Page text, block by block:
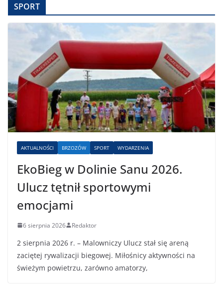
SPORT
AKTUALNOŚCI BRZOZÓW SPORT WYDARZENIA
EkoBieg w Dolinie Sanu 2026.
Ulucz tętnił sportowymi
emocjami
6 sierpnia 2026 Redaktor
2 sierpnia 2026 r. – Malowniczy Ulucz stał się areną
zaciętej rywalizacji biegowej. Miłośnicy aktywności na
świeżym powietrzu, zarówno amatorzy,